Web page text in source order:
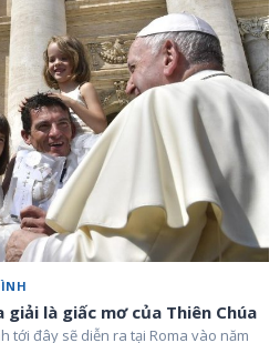
là giấc mơ của Thiên Chúa
tới đây sẽ diễn ra tại Roma vào năm